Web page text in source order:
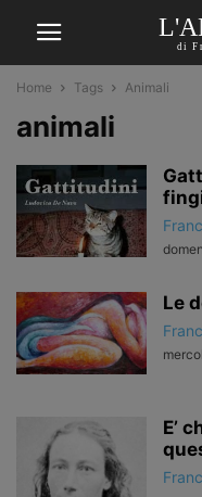
di
Home Tags Animali
animali
Le
E’